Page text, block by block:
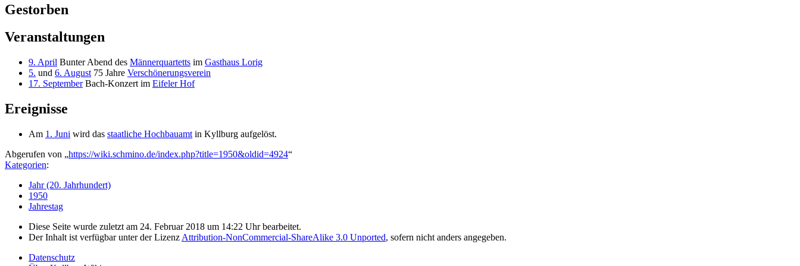
Gestorben
Veranstaltungen
9. April Bunter Abend des Männerquartetts im Gasthaus Lorig
5. und 6. August 75 Jahre Verschönerungsverein
17. SeptemberBach-Konzert im Eifeler Hof
Ereignisse
Am 1. Juni wird das staatliche Hochbauamt in Kyllburg aufgelöst.
Abgerufen von „https://wiki.schmino.de/index.php?title=1950&oldid=4924“
Kategorien:
Jahr (20. Jahrhundert)
1950
Jahrestag
Diese Seite wurde zuletzt am 24. Februar 2018 um 14:22 Uhr bearbeitet.
Der Inhalt ist verfügbar unter der Lizenz Attribution-NonCommercial-ShareAlike 3.0 Unported, sofern nicht anders angegeben.
Datenschutz